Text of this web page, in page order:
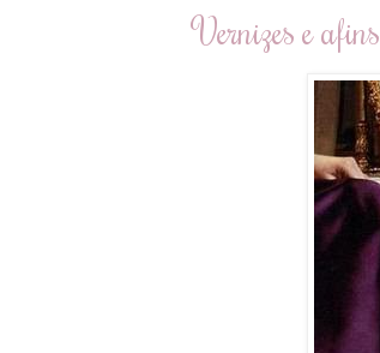
Vernizes e afins